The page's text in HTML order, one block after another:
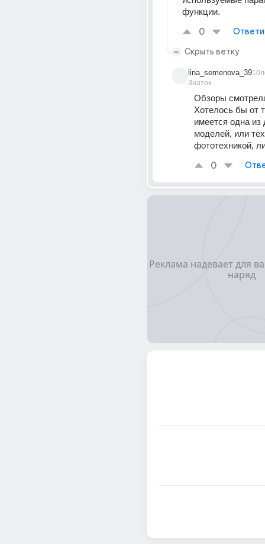
функции.
0
Скрыть ветку
lina_semenova_39
Знаток
Обзоры
Хотелось бы от
имеется одна из
моделей, или
фототехникой,
0